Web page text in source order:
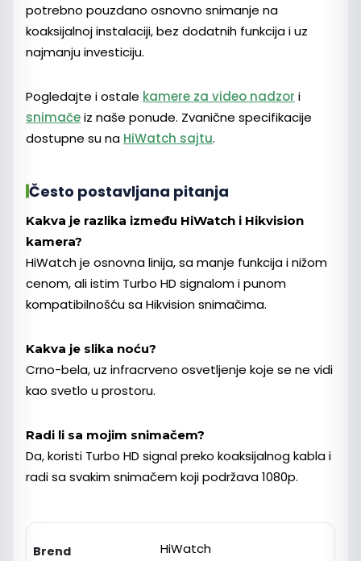
potrebno pouzdano osnovno snimanje na
koaksijalnoj instalaciji, bez dodatnih funkcija i uz
najmanju investiciju.
Pogledajte i ostale kamere za video nadzor i
snimačeiz naše ponude. Zvanične specifikacije
dostupne su na HiWatch sajtu.
Često postavljana pitanja
Kakva je razlika između HiWatch i Hikvision
kamera?
HiWatch je osnovna linija, sa manje funkcija i nižom
cenom, ali istim Turbo HD signalom i punom
kompatibilnošću sa Hikvision snimačima.
Kakva je slika noću?
Crno-bela, uz infracrveno osvetljenje koje se ne vidi
kao svetlo u prostoru.
Radi li sa mojim snimačem?
Da, koristi Turbo HD signal preko koaksijalnog kabla i
radi sa svakim snimačem koji podržava 1080p.
Brend HiWatch